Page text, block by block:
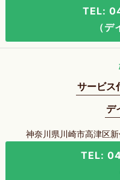
TEL:
（デ
サービス
デ
神奈川県川崎市高津区
TEL: